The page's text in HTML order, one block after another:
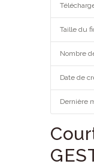
Taille du
Nombre
Date de
Dernière